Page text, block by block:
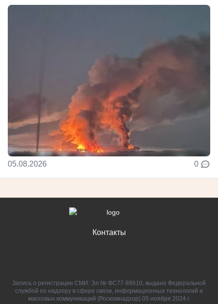
05.08.2026 0
Контакты
Запись о регистрации СМИ: Эл № ФС77-88610, выдано Федеральной
службой по надзору в сфере связи, информационных технологий и
массовых коммуникаций (Роскомнадзор) 05 ноября 2024 г.